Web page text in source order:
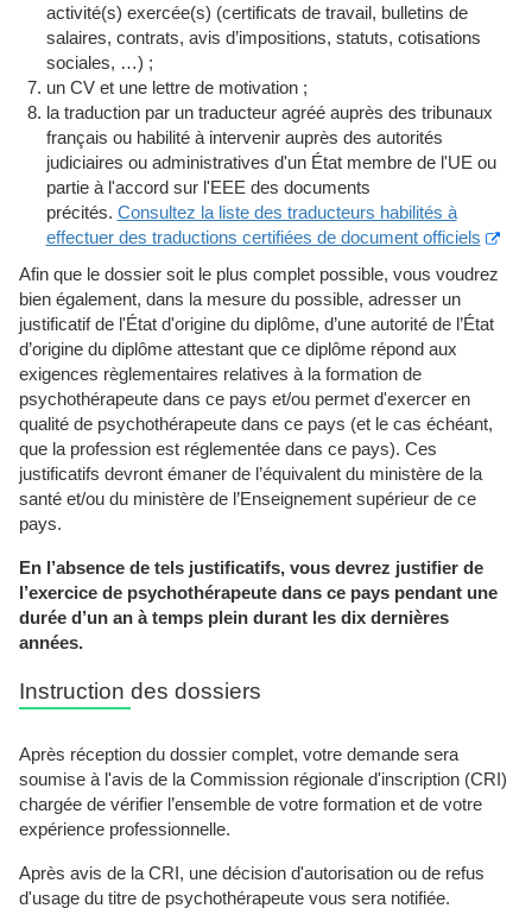
activité(s) exercée(s) (certificats de travail, bulletins de
salaires, contrats, avis d’impositions, statuts, cotisations
sociales, …) ;
un CV et une lettre de motivation ;
la traduction par un traducteur agréé auprès des tribunaux
français ou habilité à intervenir auprès des autorités
judiciaires ou administratives d'un État membre de l'UE ou
partie à l'accord sur l'EEE des documents
précités. Consultez la liste des traducteurs habilités à
effectuer des traductions certifiées de document officiels
Afin que le dossier soit le plus complet possible, vous voudrez
bien également, dans la mesure du possible, adresser un
justificatif de l'État d'origine du diplôme, d’une autorité de l’État
d’origine du diplôme attestant que ce diplôme répond aux
exigences règlementaires relatives à la formation de
psychothérapeute dans ce pays et/ou permet d'exercer en
qualité de psychothérapeute dans ce pays (et le cas échéant,
que la profession est réglementée dans ce pays). Ces
justificatifs devront émaner de l’équivalent du ministère de la
santé et/ou du ministère de l’Enseignement supérieur de ce
pays.
En l’absence de tels justificatifs, vous devrez justifier de
l’exercice de psychothérapeute dans ce pays pendant une
durée d’un an à temps plein durant les dix dernières
années.
Instruction des dossiers
Après réception du dossier complet, votre demande sera
soumise à l'avis de la Commission régionale d'inscription (CRI)
chargée de vérifier l’ensemble de votre formation et de votre
expérience professionnelle.
Après avis de la CRI, une décision d'autorisation ou de refus
d'usage du titre de psychothérapeute vous sera notifiée.